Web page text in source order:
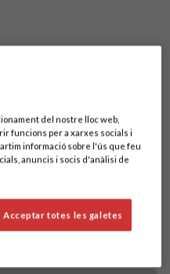
del nostre lloc web,
funcions per a xarxes socials i
informació sobre l'ús que feu
anuncis i socis d'anàlisi de
Acceptar totes les galetes